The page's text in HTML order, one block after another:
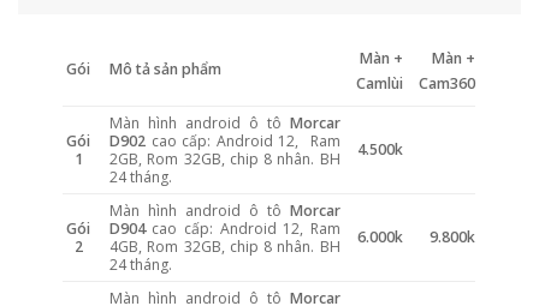
Gói Mô tả sản phẩm
Màn +
Camlùi
Màn +
Cam360
Gói
1
Màn hình android ô tô Morcar
D902cao cấp: Android 12, Ram
2GB, Rom 32GB, chip 8 nhân. BH
24 tháng.
4.500k
Gói
2
Màn hình android ô tô Morcar
D904cao cấp: Android 12, Ram
4GB, Rom 32GB, chip 8 nhân. BH
24 tháng.
6.000k 9.800k
Màn hình android ô tô Morcar